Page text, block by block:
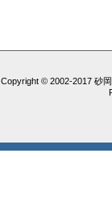
Copyright © 2002-2017 砂